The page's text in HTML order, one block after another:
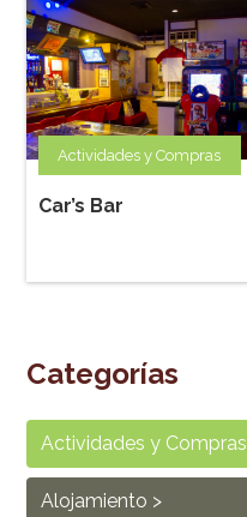
Actividades y Compras
Car’s Bar
Categorías
Actividades y Compras
Alojamiento